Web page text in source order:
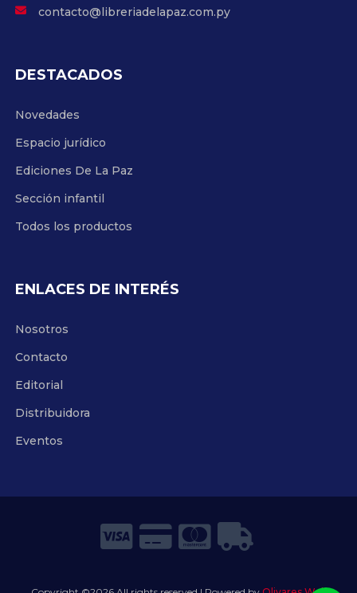
contacto@libreriadelapaz.com.py
DESTACADOS
Novedades
Espacio jurídico
Ediciones De La Paz
Sección infantil
Todos los productos
ENLACES DE INTERÉS
Nosotros
Contacto
Editorial
Distribuidora
Eventos